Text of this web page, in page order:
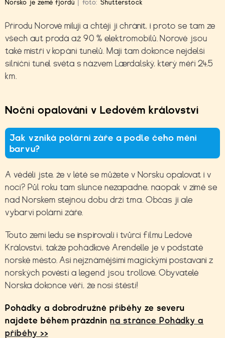
Norsko je země fjordů foto: Shutterstock
Přírodu Norové milují a chtějí ji chránit, i proto se tam ze
všech aut prodá až 90 % elektromobilů. Norové jsou
také mistři v kopání tunelů. Mají tam dokonce nejdelší
silniční tunel světa s názvem Lærdalský, který měří 24,5
km.
Noční opalování v Ledovém království
Jak vzniká polární záře a podle čeho mění
barvu?
A věděli jste, že v létě se můžete v Norsku opalovat i v
noci? Půl roku tam slunce nezapadne, naopak v zimě se
nad Norskem stejnou dobu drží tma. Občas ji ale
vybarví polární záře.
Touto zemí ledu se inspirovali i tvůrci filmu Ledové
Království, takže pohádkové Arendelle je v podstatě
norské město. Asi nejznámějšími magickými postavani z
norských pověstí a legend jsou trollové. Obyvatelé
Norska dokonce věří, že nosí štěstí!
Pohádky a dobrodružné příběhy ze severu
najdete během prázdninna stránce Pohádky a
příběhy >>